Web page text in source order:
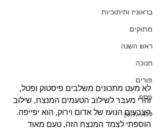
בראוניז וחיתוכיות
מתוקים
ראש השנה
חנוכה
פורים
פסח
ללא גלוטן
לא מעט מתכונים משלבים פיסטוק ופטל,
והרי מעבר לשילוב הטעמים המנצח, שילוב
הצבעים הנועז של אדום וירוק, הוא יפייפה.
הוספתי לצמד המנצח הזה, טעם מאוד